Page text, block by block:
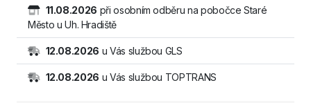
11.08.2026 při osobním odběru na pobočce Staré
Město u Uh. Hradiště
12.08.2026 u Vás službou GLS
12.08.2026 u Vás službou TOPTRANS